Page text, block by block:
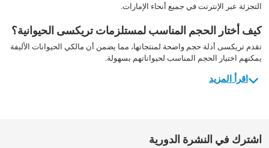
التجزئة عبر الإنترنت في جميع أنحاء الإمارات.
كيف أختار الحجم المناسب لمستلزمات تريكسى الحيوانية؟
تقدم تريكسى أدلة حجم واضحة لمنتجاتها، مما يضمن أن مالكي الحيوانات الأليفة
يمكنهم اختيار الحجم المناسب لحيواناتهم بسهولة.
اقرأ المزيد
اشترك في النشرة الدورية